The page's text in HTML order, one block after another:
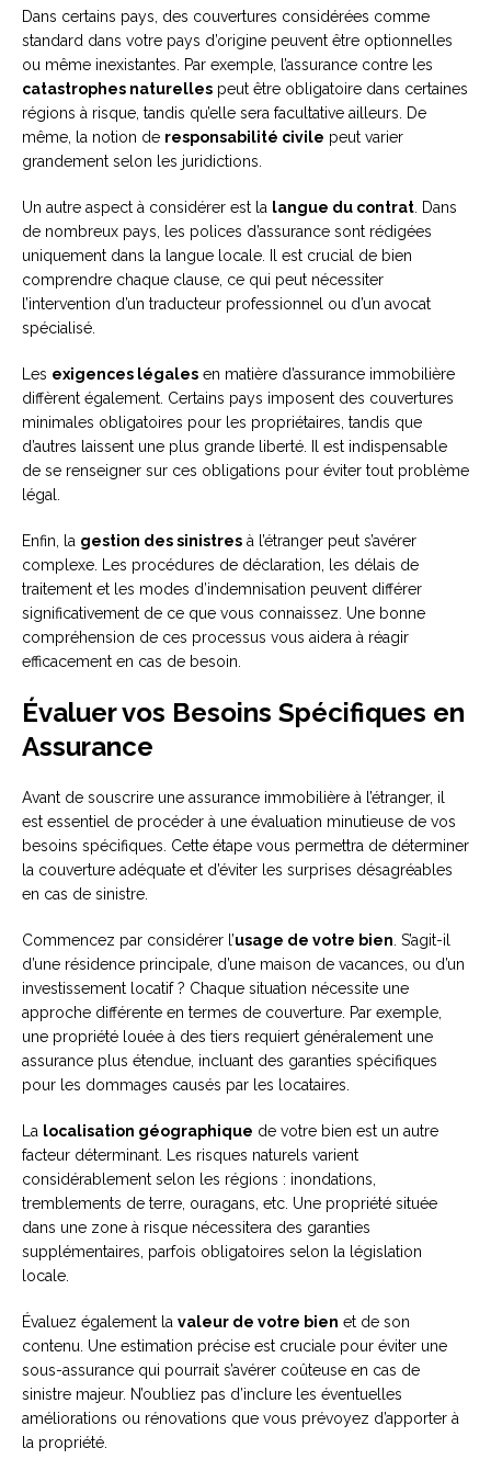
Dans certains pays, des couvertures considérées comme
standard dans votre pays d’origine peuvent être optionnelles
ou même inexistantes. Par exemple, l’assurance contre les
catastrophes naturelles peut être obligatoire dans certaines
régions à risque, tandis qu’elle sera facultative ailleurs. De
même, la notion de responsabilité civile peut varier
grandement selon les juridictions.
Un autre aspect à considérer est la langue du contrat. Dans
de nombreux pays, les polices d’assurance sont rédigées
uniquement dans la langue locale. Il est crucial de bien
comprendre chaque clause, ce qui peut nécessiter
l’intervention d’un traducteur professionnel ou d’un avocat
spécialisé.
Les exigences légales en matière d’assurance immobilière
diffèrent également. Certains pays imposent des couvertures
minimales obligatoires pour les propriétaires, tandis que
d’autres laissent une plus grande liberté. Il est indispensable
de se renseigner sur ces obligations pour éviter tout problème
légal.
Enfin, la gestion des sinistres à l’étranger peut s’avérer
complexe. Les procédures de déclaration, les délais de
traitement et les modes d’indemnisation peuvent différer
significativement de ce que vous connaissez. Une bonne
compréhension de ces processus vous aidera à réagir
efficacement en cas de besoin.
Évaluer vos Besoins Spécifiques en
Assurance
Avant de souscrire une assurance immobilière à l’étranger, il
est essentiel de procéder à une évaluation minutieuse de vos
besoins spécifiques. Cette étape vous permettra de déterminer
la couverture adéquate et d’éviter les surprises désagréables
en cas de sinistre.
Commencez par considérer l’usage de votre bien. S’agit-il
d’une résidence principale, d’une maison de vacances, ou d’un
investissement locatif ? Chaque situation nécessite une
approche différente en termes de couverture. Par exemple,
une propriété louée à des tiers requiert généralement une
assurance plus étendue, incluant des garanties spécifiques
pour les dommages causés par les locataires.
La localisation géographique de votre bien est un autre
facteur déterminant. Les risques naturels varient
considérablement selon les régions : inondations,
tremblements de terre, ouragans, etc. Une propriété située
dans une zone à risque nécessitera des garanties
supplémentaires, parfois obligatoires selon la législation
locale.
Évaluez également la valeur de votre bien et de son
contenu. Une estimation précise est cruciale pour éviter une
sous-assurance qui pourrait s’avérer coûteuse en cas de
sinistre majeur. N’oubliez pas d’inclure les éventuelles
améliorations ou rénovations que vous prévoyez d’apporter à
la propriété.